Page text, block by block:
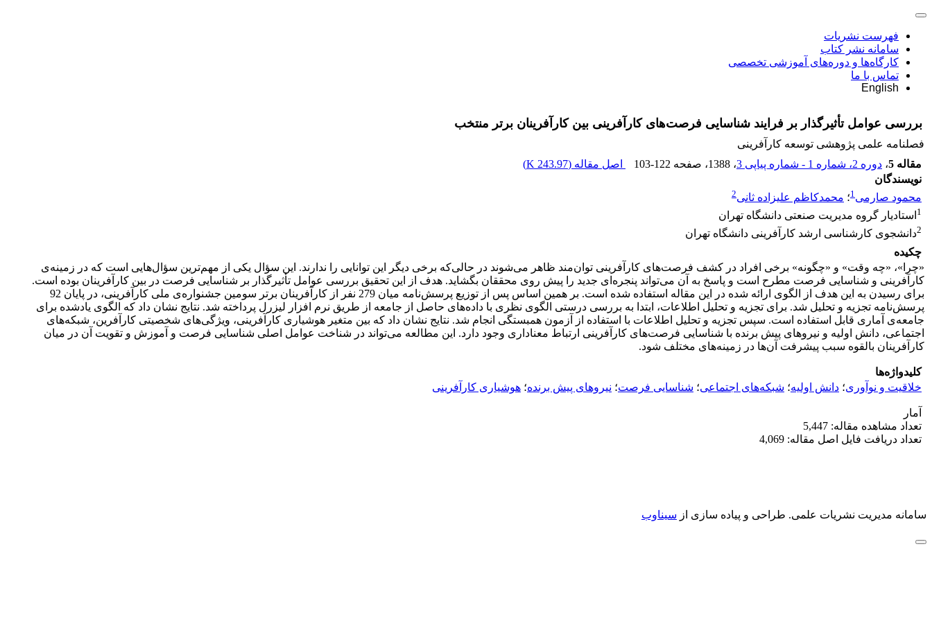
فهرست نشریات
سامانه نشر کتاب
کارگاه‌ها و دوره‌های آموزشی تخصصی
تماس با ما
English
بررسی عوامل تأثیرگذار بر فرایند شناسایی فرصت‌های کارآفرینی بین کارآفرینان برتر منتخب
فصلنامه علمی پژوهشی توسعه کارآفرینی
مقاله 5
، دوره 2، شماره 1 - شماره پیاپی 3 ، 1388 ، صفحه 103-122 اصل مقاله (243.97 K
)
نویسندگان
محمود صارمی1؛ محمدکاظم علیزاده ثانی2
1 استادیار گروه مدیریت صنعتی دانشگاه تهران
2دانشجوی کارشناسی ارشد کارآفرینی دانشگاه تهران
چکیده
«چرا»، «چه وقت» و «چگونه» برخی افراد در کشف فرصت‌های کارآفرینی توان‌مند ظاهر می‌شوند در حالی‌که برخی دیگر این توانایی را ندارند. این سؤال یکی از مهم‌ترین سؤال‌هایی است که در زمینه‌ی
کارآفرینی و شناسایی فرصت مطرح است و پاسخ به آن می‌تواند پنجره‌ای جدید را پیش روی محققان بگشاید. هدف از این تحقیق بررسی عوامل تأثیرگذار بر شناسایی فرصت در بین کارآفرینان بوده است.
برای رسیدن به این هدف از الگوی ارائه شده در این مقاله استفاده شده است. بر همین اساس پس از توزیع پرسش‌نامه میان 279 نفر از کارآفرینان برتر سومین جشنواره‌ی ملی کارآفرینی، در پایان 92
پرسش‌نامه تجزیه و تحلیل شد. برای تجزیه و تحلیل اطلاعات، ابتدا به بررسی درستی الگوی نظری با داده‌های حاصل از جامعه از طریق نرم افزار لیزرل پرداخته شد. نتایج نشان داد که الگوی یادشده برای
جامعه‌ی آماری قابل استفاده است. سپس تجزیه و تحلیل اطلاعات با استفاده از آزمون همبستگی انجام شد. نتایج نشان داد که بین متغیر هوشیاری کارآفرینی، ویژگی‌های شخصیتی کارآفرین، شبکه‌های
اجتماعی، دانش اولیه و نیروهای پیش برنده با شناسایی فرصت‌های کارآفرینی ارتباط معناداری وجود دارد. این مطالعه می‌تواند در شناخت عوامل اصلی شناسایی فرصت و آموزش و تقویت آن در میان
کارآفرینان بالقوه سبب پیشرفت آن‌ها در زمینه‌های مختلف شود.
کلیدواژه‌ها
خلاقیت و نوآوری؛ دانش اولیه؛ شبکه‌های اجتماعی؛ شناسایی فرصت؛ نیروهای پیش برنده؛ هوشیاری کارآفرینی
آمار
تعداد مشاهده مقاله: 5,447
تعداد دریافت فایل اصل مقاله: 4,069
سامانه مدیریت نشریات علمی. طراحی و پیاده سازی از سیناوب